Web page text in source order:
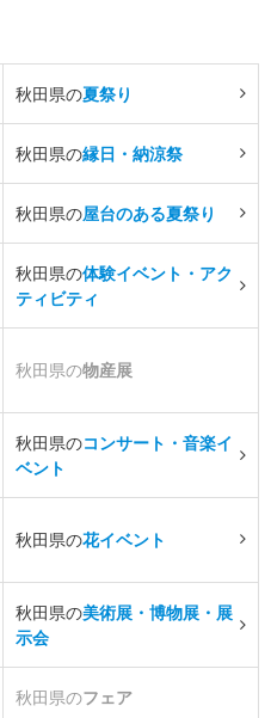
秋田県の夏祭り
秋田県の縁日・納涼祭
秋田県の屋台のある夏祭り
秋田県の体験イベント・アク
ティビティ
秋田県の物産展
秋田県のコンサート・音楽イ
ベント
秋田県の花イベント
秋田県の美術展・博物展・展
示会
秋田県のフェア